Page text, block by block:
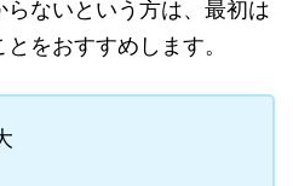
ないという方は、最初は
をおすすめします。